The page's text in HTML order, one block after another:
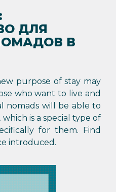
ДЛЯ
В
purpose of stay may
who want to live and
nomads will be able to
is a special type of
for them. Find
introduced.